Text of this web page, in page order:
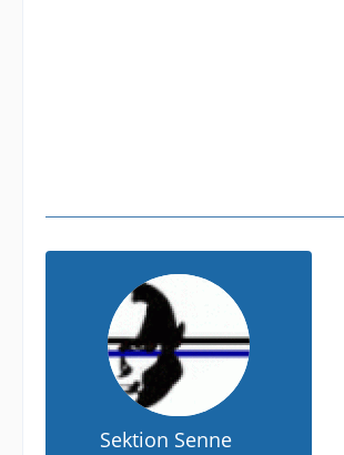
Sektion Senne